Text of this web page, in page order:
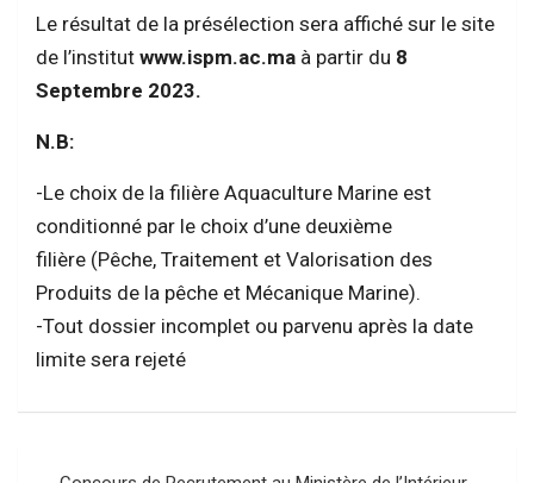
Le résultat de la présélection sera affiché sur le site
de l’institut www.ispm.ac.ma à partir du 8
Septembre 2023.
N.B:
-Le choix de la filière Aquaculture Marine est
conditionné par le choix d’une deuxième
filière (Pêche, Traitement et Valorisation des
Produits de la pêche et Mécanique Marine).
-Tout dossier incomplet ou parvenu après la date
limite sera rejeté